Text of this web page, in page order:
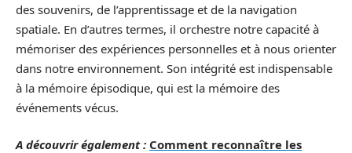
des souvenirs, de l’apprentissage et de la navigation
spatiale. En d’autres termes, il orchestre notre capacité à
mémoriser des expériences personnelles et à nous orienter
dans notre environnement. Son intégrité est indispensable
à la mémoire épisodique, qui est la mémoire des
événements vécus.
A découvrir également : Comment reconnaître les